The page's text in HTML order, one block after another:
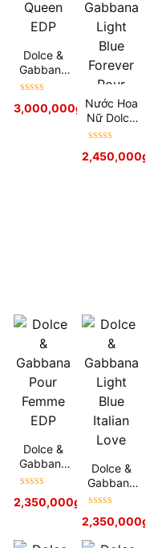
Dolce &
Gabbana
Queen
hạng5sao 3,900,000
3,000,000₫
Nước Hoa
Nữ Dolce
& Gabbana
Forever
hạng5sao
2,450,000₫
Dolce &
Gabbana
Pour
EDP
hạng5sao 3,000,000
2,350,000₫
Dolce &
Gabbana
Light Blue
Love
hạng5sao
2,350,000₫